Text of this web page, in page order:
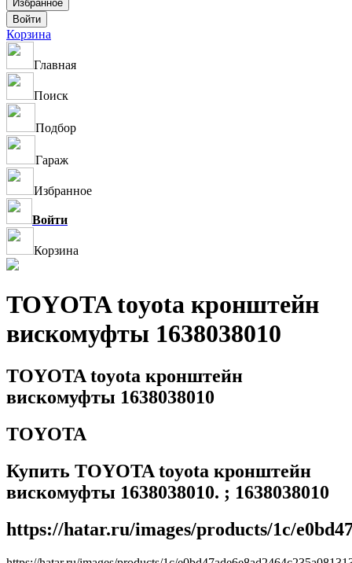
Корзина
Главная
Поиск
Подбор
Гараж
Избранное
Войти
Корзина
TOYOTA toyota кронштейн
вискомуфты 1638038010
TOYOTA toyota кронштейн
вискомуфты 1638038010
TOYOTA
Купить TOYOTA toyota кронштейн
вискомуфты 1638038010. ; 1638038010
https://hatar.ru/images/products/1c/